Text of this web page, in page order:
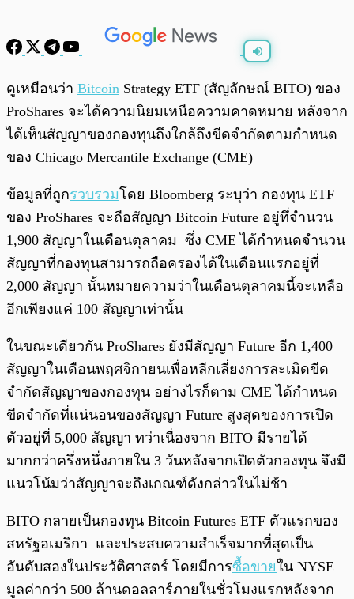
พร้อมเล่น 0:00
ดูเหมือนว่า Bitcoin Strategy ETF (สัญลักษณ์ BITO) ของ
ProShares จะได้ความนิยมเหนือความคาดหมาย หลังจาก
ได้เห็นสัญญาของกองทุนถึงใกล้ถึงขีดจำกัดตามกำหนด
ของ Chicago Mercantile Exchange (CME)
ข้อมูลที่ถูกรวบรวมโดย Bloomberg ระบุว่า กองทุน ETF
ของ ProShares จะถือสัญญา Bitcoin Future อยู่ทึ่จำนวน
1,900 สัญญาในเดือนตุลาคม ซึ่ง CME ได้กำหนดจำนวน
สัญญาที่กองทุนสามารถถือครองได้ในเดือนแรกอยู่ที่
2,000 สัญญา นั้นหมายความว่าในเดือนตุลาคมนี้จะเหลือ
อีกเพียงแค่ 100 สัญญาเท่านั้น
ในขณะเดียวกัน ProShares ยังมีสัญญา Future อีก 1,400
สัญญาในเดือนพฤศจิกายนเพื่อหลีกเลี่ยงการละเมิดขีด
จำกัดสัญญาของกองทุน อย่างไรก็ตาม CME ได้กำหนด
ขีดจำกัดที่แน่นอนของสัญญา Future สูงสุดของการเปิด
ตัวอยู่ที่ 5,000 สัญญา ทว่าเนื่องจาก BITO มีรายได้
มากกว่าครึ่งหนึ่งภายใน 3 วันหลังจากเปิดตัวกองทุน จึงมี
แนวโน้มว่าสัญญาจะถึงเกณฑ์ดังกล่าวในไม่ช้า
BITO กลายเป็นกองทุน Bitcoin Futures ETF ตัวแรกของ
สหรัฐอเมริกา และประสบความสำเร็จมากที่สุดเป็น
อันดับสองในประวัติศาสตร์ โดยมีการซื้อขายใน NYSE
มูลค่ากว่า 500 ล้านดอลลาร์ภายในชั่วโมงแรกหลังจาก